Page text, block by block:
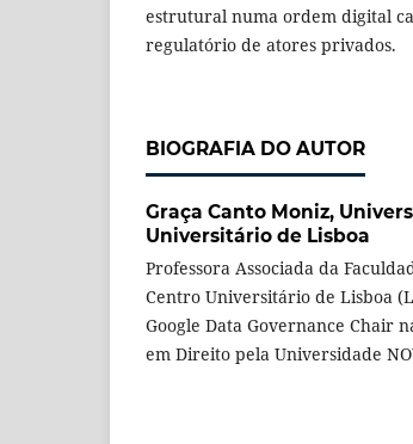
estrutural numa ordem digital
regulatório de atores privados.
BIOGRAFIA DO AUTOR
Graça Canto Moniz,
Universitário de Lisboa
Professora Associada da
Centro Universitário de Lisboa
Google Data Governance Chair
em Direito pela Universidade